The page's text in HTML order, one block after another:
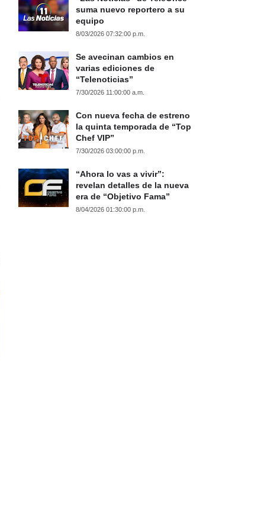
suma nuevo reportero a su
equipo
8/03/2026 07:32:00 p.m.
Se avecinan cambios en
varias ediciones de
“Telenoticias”
7/30/2026 11:00:00 a.m.
Con nueva fecha de estreno
la quinta temporada de “Top
Chef VIP”
7/30/2026 03:00:00 p.m.
“Ahora lo vas a vivir”:
revelan detalles de la nueva
era de “Objetivo Fama”
8/04/2026 01:30:00 p.m.